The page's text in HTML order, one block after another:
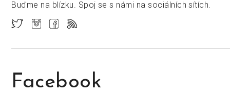
Buďme na blízku. Spoj se s námi na sociálních sítích.
Facebook